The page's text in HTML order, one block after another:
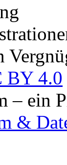
BY 4.0
– ein
&